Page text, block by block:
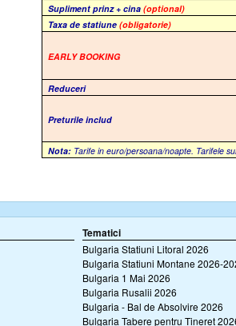
Supliment prinz + cina(optional)
Taxa de statiune(obligatorie)
EARLY BOOKING
Reduceri
Preturile includ
Nota: Tarife in euro/persoana/noapte. Tarifele
Tematici
Bulgaria Statiuni Litoral 2026
Bulgaria Statiuni Montane 2026-
Bulgaria 1 Mai 2026
Bulgaria Rusalii 2026
Bulgaria - Bal de Absolvire 2026
Bulgaria Tabere pentru Tineret